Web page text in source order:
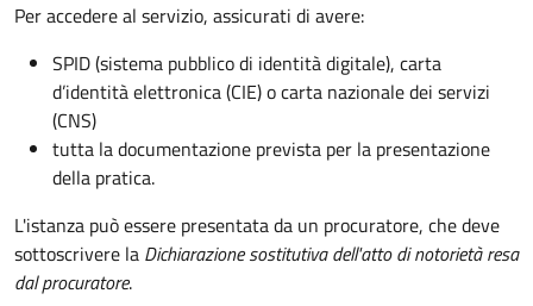
Per accedere al servizio, assicurati di avere:
SPID (sistema pubblico di identità digitale), carta
d’identità elettronica (CIE) o carta nazionale dei servizi
(CNS)
tutta la documentazione prevista per la presentazione
della pratica.
L'istanza può essere presentata da un procuratore, che deve
sottoscrivere la Dichiarazione sostitutiva dell'atto di notorietà resa
dal procuratore.